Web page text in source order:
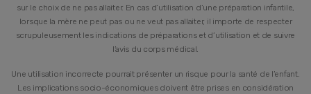
sur le choix de ne pas allaiter. En cas d’utilisation d’une préparation infantile,
lorsque la mère ne peut pas ou ne veut pas allaiter, il importe de respecter
scrupuleusement les indications de préparations et d’utilisation et de suivre
l’avis du corps médical.
Une utilisation incorrecte pourrait présenter un risque pour la santé de l’enfant.
Les implications socio-économiques doivent être prises en considération